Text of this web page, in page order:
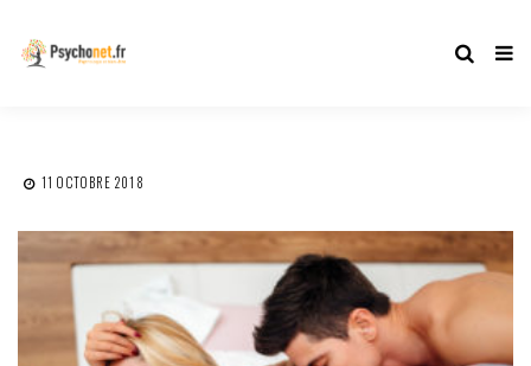
11 OCTOBRE 2018